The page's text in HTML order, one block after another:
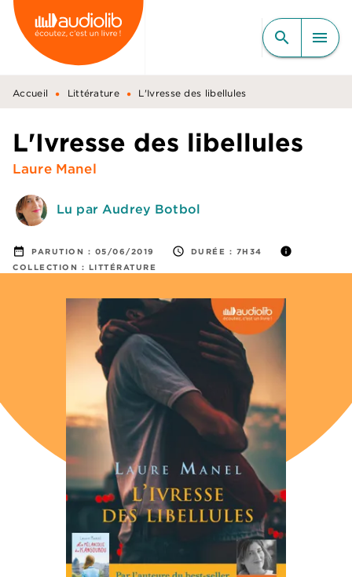
MENU RECHERCHE
CONTENU
PIED DE PAGE
search menu
Accueil • Littérature • L'Ivresse des libellules
L'Ivresse des libellules
Laure Manel
Lu par Audrey Botbol
date_range PARUTION : 05/06/2019 access_time DURÉE : 7H34 info
COLLECTION : LITTÉRATURE